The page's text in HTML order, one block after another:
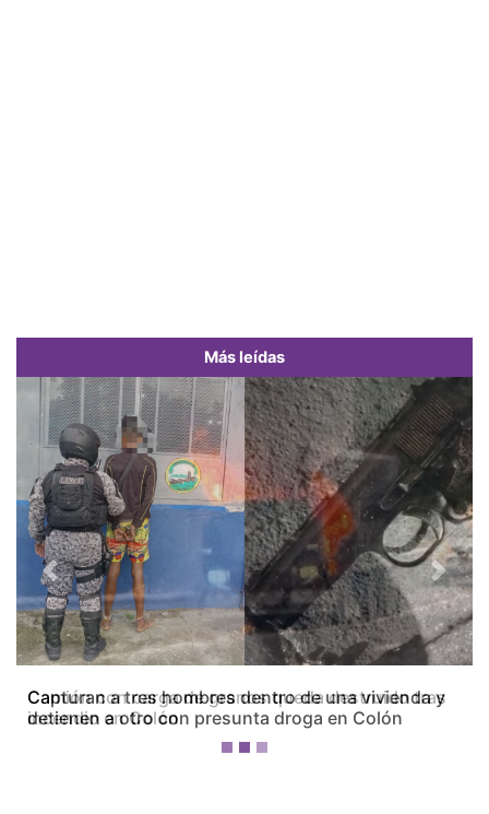
Más leídas
Camión con carga de granos queda destruido tras
incendio en Colón
Previous Next